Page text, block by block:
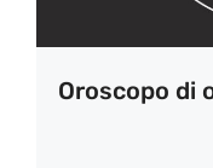
Oroscopo di